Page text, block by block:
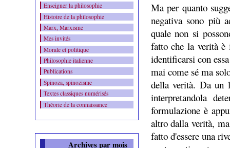
Enseigner la philosophie
Histoire de la philosophie
Marx, Marxisme
Mes invités
Morale et politique
Philosophie italienne
Publications
Spinoza, spinozisme
Textes classiques numérisés
Théorie de la connaissance
Archives par mois
Ma per quanto
negativa sono più
quale non si
fatto che la verità è
identificarsi con
mai come sé ma
della verità. Da un
interpretandola
formulazione è
altro dalla verità,
fatto d'essere una